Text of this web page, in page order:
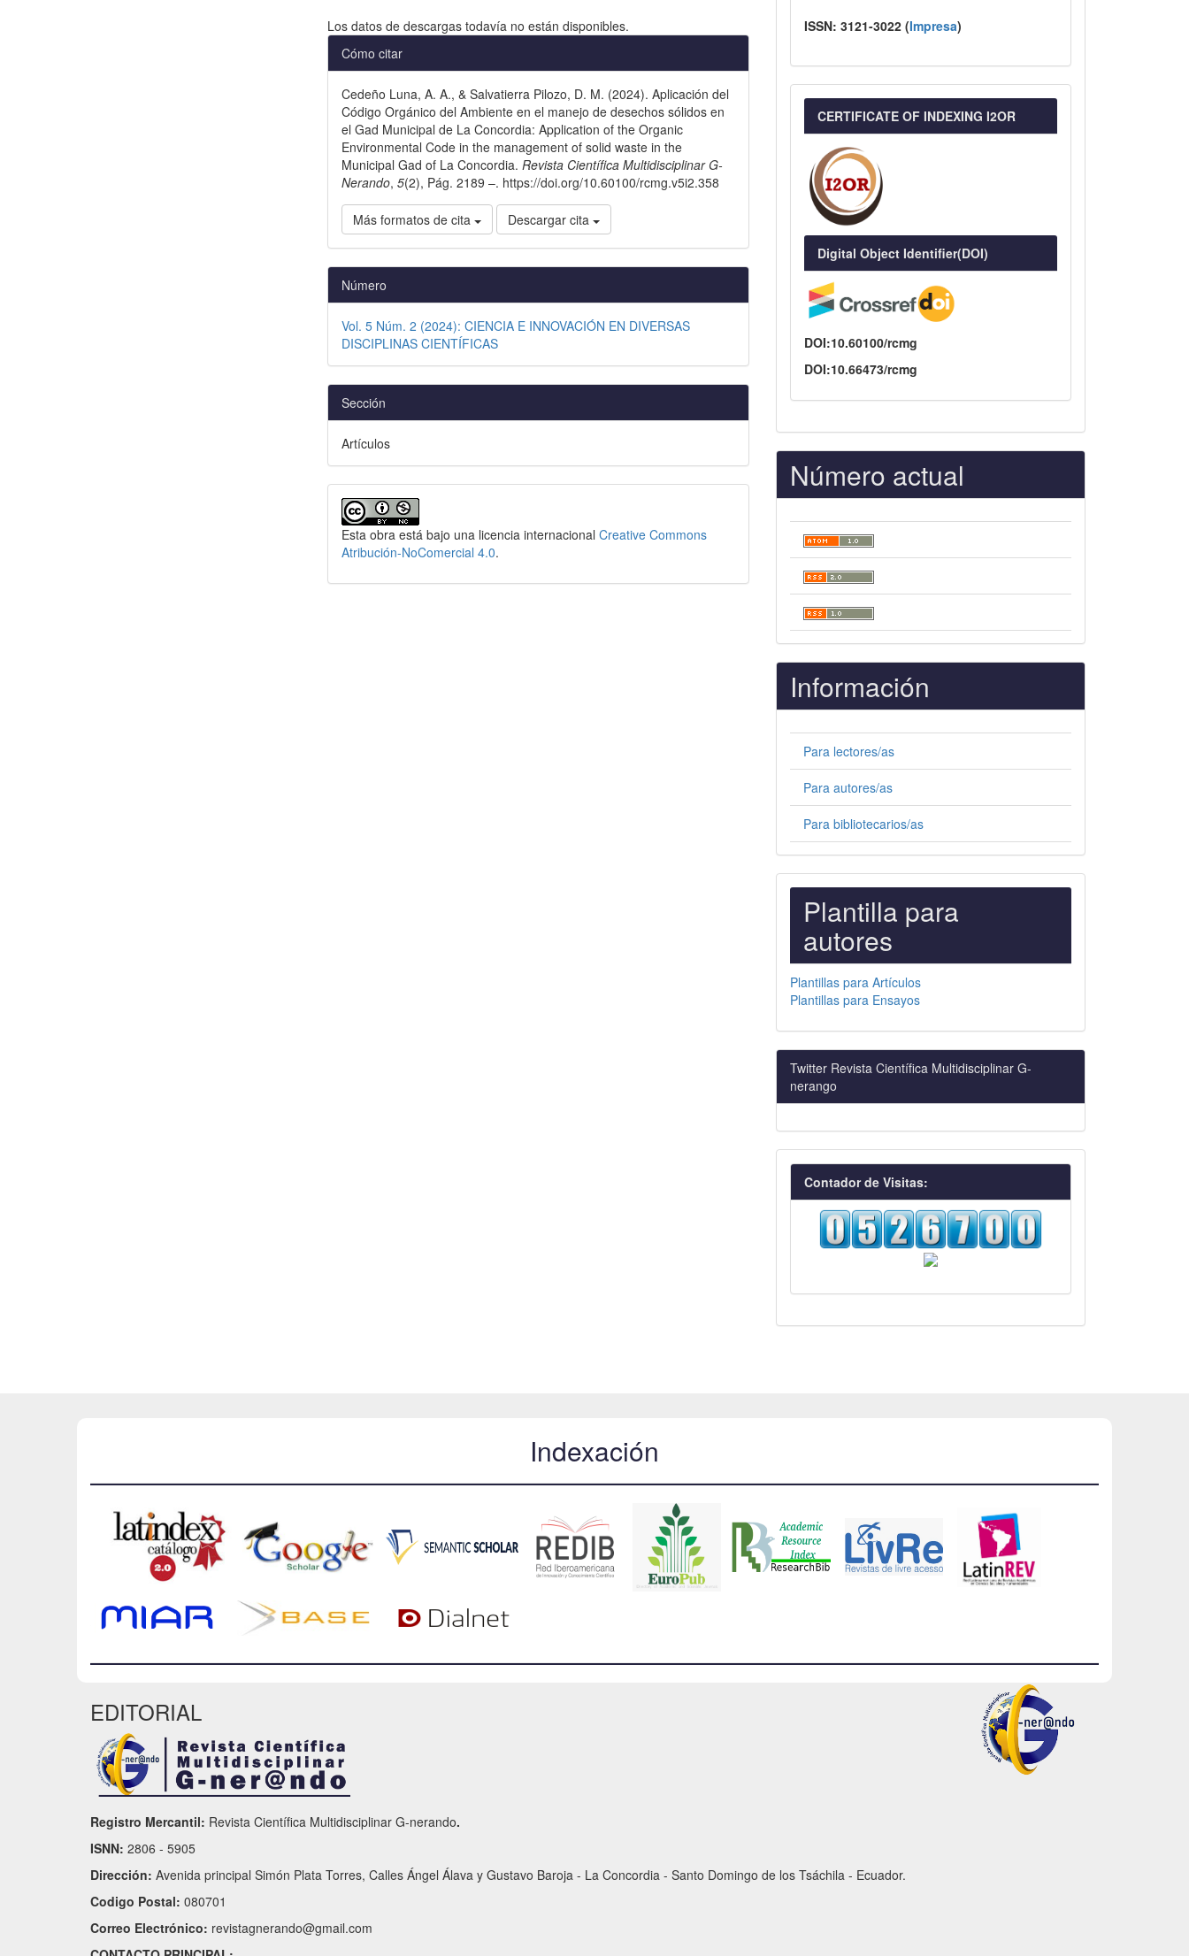
Los datos de descargas todavía no están disponibles.
Detalles
del
artículo
Cómo citar
Cedeño Luna, A. A., & Salvatierra Pilozo, D. M. (2024). Aplicación del
Código Orgánico del Ambiente en el manejo de desechos sólidos en
el Gad Municipal de La Concordia: Application of the Organic
Environmental Code in the management of solid waste in the
Municipal Gad of La Concordia.Revista Científica Multidisciplinar G-
Nerando,5(2), Pág. 2189 –. https://doi.org/10.60100/rcmg.v5i2.358
Más formatos de cita Descargar cita
Número
Vol. 5 Núm. 2 (2024): CIENCIA E INNOVACIÓN EN DIVERSAS
DISCIPLINAS CIENTÍFICAS
Sección
Artículos
Esta obra está bajo una licencia internacionalCreative Commons
Atribución-NoComercial 4.0.
ISSN: 3121-3022 (Impresa)
CERTIFICATE OF INDEXING I2OR
Digital Object Identifier(DOI)
DOI:10.60100/rcmg
DOI:10.66473/rcmg
Número actual
Información
Para lectores/as
Para autores/as
Para bibliotecarios/as
PLANTILLAS
PARA
AUTORES
Plantilla para
autores
Plantillas para Artículos
Plantillas para Ensayos
Twitter Revista Científica Multidisciplinar G-
nerango
visitas
Contador de Visitas:
Indexación
EDITORIAL
Registro Mercantil: Revista Científica Multidisciplinar G-nerando.
ISNN: 2806 - 5905
Dirección: Avenida principal Simón Plata Torres, Calles Ángel Álava y Gustavo Baroja - La Concordia - Santo Domingo de los Tsáchila - Ecuador.
Codigo Postal: 080701
Correo Electrónico: revistagnerando@gmail.com